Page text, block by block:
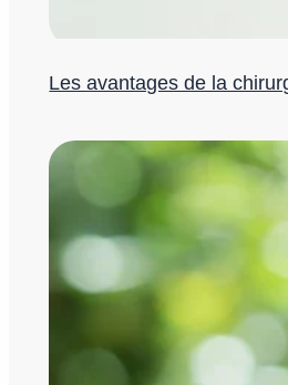
Les avantages de la